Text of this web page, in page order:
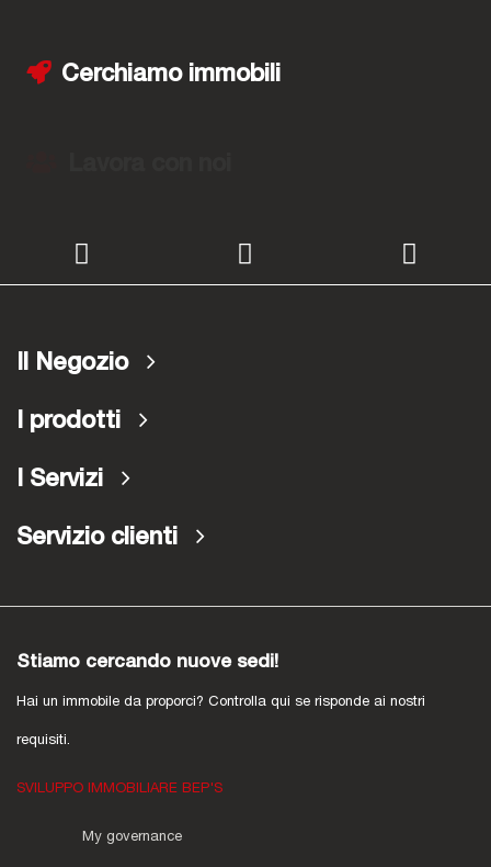
Cerchiamo immobili
Il Negozio
I prodotti
I Servizi
Servizio clienti
Stiamo cercando nuove sedi!
Hai un immobile da proporci? Controlla qui se risponde ai nostri
requisiti.
SVILUPPO IMMOBILIARE BEP'S
My governance